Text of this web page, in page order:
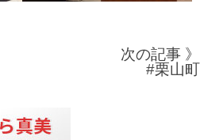
次の記事 》
#栗山町